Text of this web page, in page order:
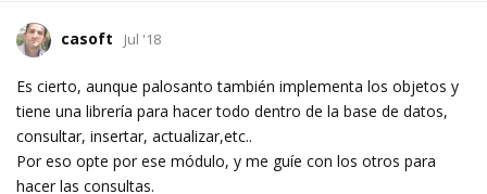
casoft Jul '18
Es cierto, aunque palosanto también implementa los objetos y
tiene una librería para hacer todo dentro de la base de datos,
consultar, insertar, actualizar,etc..
Por eso opte por ese módulo, y me guíe con los otros para
hacer las consultas.